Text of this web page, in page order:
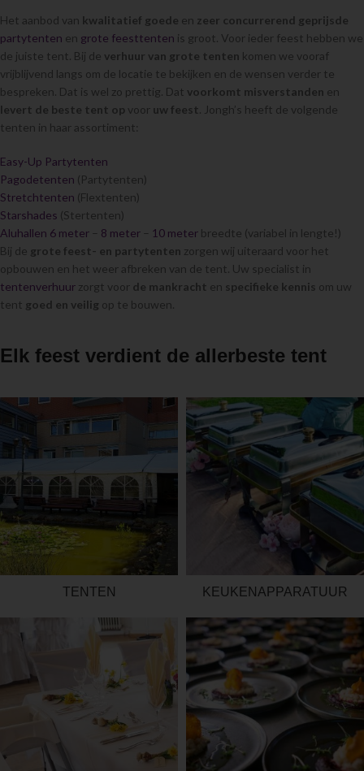
Het aanbod van kwalitatief goede en zeer concurrerend geprijsde
partytenten en grote feesttenten is groot. Voor ieder feest hebben we
de juiste tent. Bij de verhuur van grote tenten komen we vooraf
vrijblijvend langs om de locatie te bekijken en de wensen verder te
bespreken. Dat is wel zo prettig. Dat voorkomt misverstanden en
levert de beste tent op voor uw feest . Jongh’s heeft de volgende
tenten in haar assortiment:
Easy-Up Partytenten
Pagodetenten (Partytenten)
Stretchtenten (Flextenten)
Starshades (Stertenten)
Aluhallen 6 meter – 8 meter – 10 meter breedte (variabel in lengte!)
Bij de grote feest- en partytenten zorgen wij uiteraard voor het
opbouwen en het weer afbreken van de tent. Uw specialist in
tentenverhuur zorgt voor de mankracht en specifieke kennis om uw
tent goed en veilig op te bouwen.
Elk feest verdient de allerbeste tent
TENTEN KEUKENAPPARATUUR